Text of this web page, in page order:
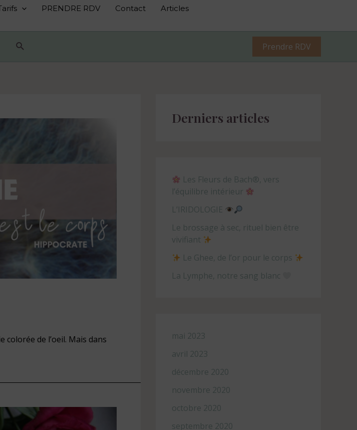
PRENDRE RDV Contact Articles
Prendre RDV
de l’oeil. Mais dans
Derniers articles
Les Fleurs de Bach®, vers
l’équilibre intérieur
L’IRIDOLOGIE
Le brossage à sec, rituel bien être
vivifiant
Le Ghee, de l’or pour le corps
La Lymphe, notre sang blanc
mai 2023
avril 2023
décembre 2020
novembre 2020
octobre 2020
septembre 2020